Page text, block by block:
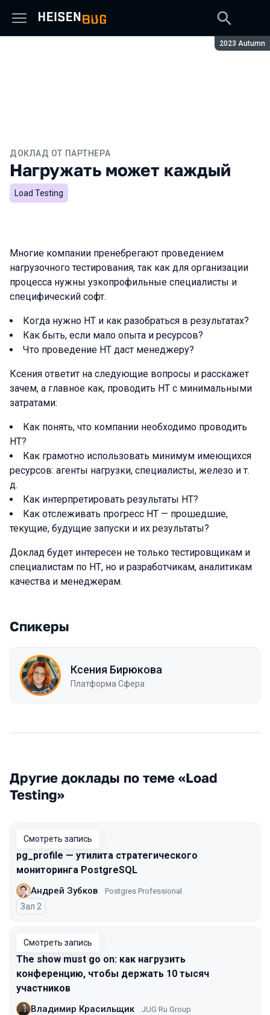
Сезон:
2023 Autumn
ДОКЛАД ОТ ПАРТНЕРА
Нагружать может каждый
Load Testing
Многие компании пренебрегают проведением
нагрузочного тестирования, так как для организации
процесса нужны узкопрофильные специалисты и
специфический софт.
Когда нужно НТ и как разобраться в результатах?
Как быть, если мало опыта и ресурсов?
Что проведение НТ даст менеджеру?
Ксения ответит на следующие вопросы и расскажет
зачем, а главное как, проводить НТ с минимальными
затратами:
Как понять, что компании необходимо проводить
НТ?
Как грамотно использовать минимум имеющихся
ресурсов: агенты нагрузки, специалисты, железо и т.
д.
Как интерпретировать результаты НТ?
Как отслеживать прогресс НТ — прошедшие,
текущие, будущие запуски и их результаты?
Доклад будет интересен не только тестировщикам и
специалистам по НТ, но и разработчикам, аналитикам
качества и менеджерам.
Спикеры
Ксения Бирюкова
Платформа Сфера
Другие доклады по теме «Load
Testing»
Смотреть запись
pg_profile — утилита стратегического
мониторинга PostgreSQL
Андрей Зубков Postgres Professional
Зал 2
Смотреть запись
The show must go on: как нагрузить
конференцию, чтобы держать 10 тысяч
участников
Владимир Красильщик JUG Ru Group